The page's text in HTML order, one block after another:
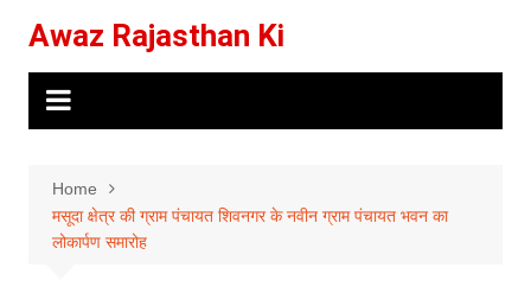
content
Awaz Rajasthan Ki
Home
मसूदा क्षेत्र की ग्राम पंचायत शिवनगर के नवीन ग्राम पंचायत भवन का
लोकार्पण समारोह